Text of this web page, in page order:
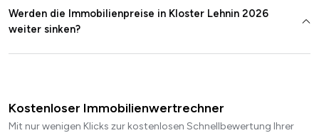
Werden die Immobilienpreise in Kloster Lehnin 2026
weiter sinken?
Kostenloser Immobilienwertrechner
Mit nur wenigen Klicks zur kostenlosen Schnellbewertung Ihrer